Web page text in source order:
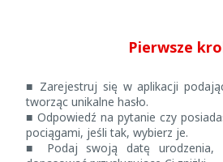
Pierwsze
■ Zarejestruj się w aplikacji
tworząc unikalne hasło.
■ Odpowiedź na pytanie czy
pociągami, jeśli tak, wybierz je.
■ Podaj swoją datę urodzenia,